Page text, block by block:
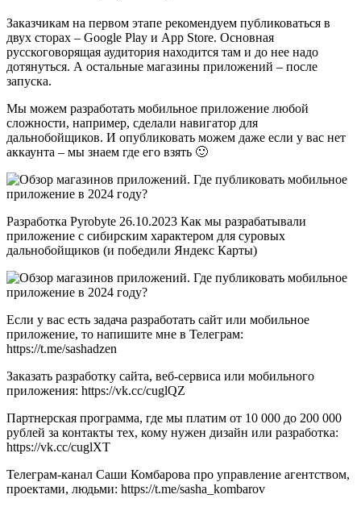
Заказчикам на первом этапе рекомендуем публиковаться в
двух сторах – Google Play и App Store. Основная
русскоговорящая аудитория находится там и до нее надо
дотянуться. А остальные магазины приложений – после
запуска.
Мы можем разработать мобильное приложение любой
сложности, например, сделали навигатор для
дальнобойщиков. И опубликовать можем даже если у вас нет
аккаунта – мы знаем где его взять 🙂
Разработка Pyrobyte 26.10.2023 Как мы разрабатывали
приложение с сибирским характером для суровых
дальнобойщиков (и победили Яндекс Карты)
Если у вас есть задача разработать сайт или мобильное
приложение, то напишите мне в Телеграм:
https://t.me/sashadzen
Заказать разработку сайта, веб-сервиса или мобильного
приложения: https://vk.cc/cuglQZ
Партнерская программа, где мы платим от 10 000 до 200 000
рублей за контакты тех, кому нужен дизайн или разработка:
https://vk.cc/cuglXT
Телеграм-канал Саши Комбарова про управление агентством,
проектами, людьми: https://t.me/sasha_kombarov